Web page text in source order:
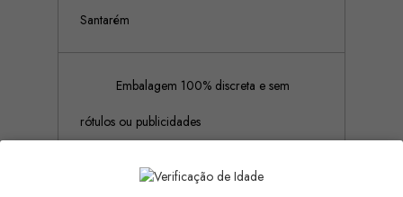
Santarém
Embalagem 100% discreta e sem
rótulos ou publicidades
Pagamento Seguro (Aceitamos